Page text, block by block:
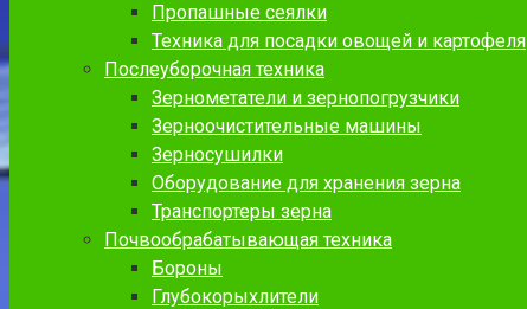
Пропашные сеялки
Техника для посадки овощей и картофеля
Послеуборочная техника
Зернометатели и зернопогрузчики
Зерноочистительные машины
Зерносушилки
Оборудование для хранения зерна
Транспортеры зерна
Почвообрабатывающая техника
Бороны
Глубокорыхлители